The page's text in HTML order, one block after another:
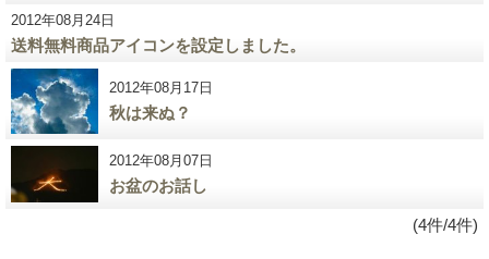
2012年08月24日
送料無料商品アイコンを設定しました。
2012年08月17日
秋は来ぬ？
2012年08月07日
お盆のお話し
(4件/4件)